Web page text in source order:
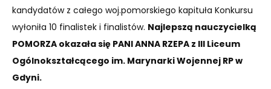
kandydatów z całego woj.pomorskiego kapituła Konkursu
wyłoniła 10 finalistek i finalistów. Najlepszą nauczycielką
POMORZA okazała się PANI ANNA RZEPA z III Liceum
Ogólnokształcącego im. Marynarki Wojennej RP w
Gdyni.